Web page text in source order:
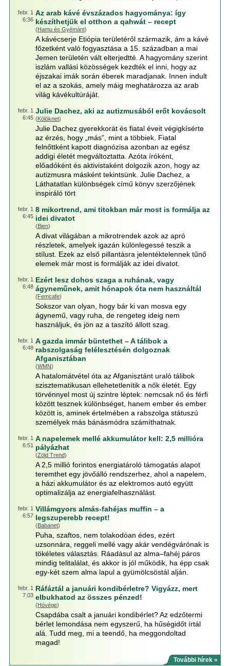
febr. 1
6:36
Az arab kávé évszázados hagyománya: így
készíthetjük el otthon a qahwát – recept
(Hamu és Gyémánt)
A kávécserje Etiópia területéről származik, ám a kávé
főzetként való fogyasztása a 15. században a mai
Jemen területén vált elterjedtté. A hagyomány szerint
iszlám vallási közösségek kezdték el inni, hogy az
éjszakai imák során éberek maradjanak. Innen indult
el az a szokás, amely máig meghatározza az arab
világ kávékultúráját.
febr. 1
6:45
Julie Dachez, aki az autizmusából erőt kovácsolt
(Kölöknet)
Julie Dachez gyerekkorát és fiatal éveit végigkísérte
az érzés, hogy „más”, mint a többiek. Fiatal
felnőttként kapott diagnózisa azonban az egész
addigi életét megváltoztatta. Azóta íróként,
előadóként és aktivistaként dolgozik azon, hogy az
autizmusra másként tekintsünk. Julie Dachez, a
Láthatatlan különbségek című könyv szerzőjének
inspiráló tört
febr. 1
6:45
8 mikortrend, ami titokban már most is formálja az
idei divatot
(Bien)
A divat világában a mikrotrendek azok az apró
részletek, amelyek igazán különlegessé teszik a
stílust. Ezek az első pillantásra jelentéktelennek tűnő
elemek már most is formálják az idei divatot.
febr. 1
6:48
Ezért lesz dohos szaga a ruhának, vagy
ágyneműnek, amit hónapok óta nem használtál
(Femcafe)
Sokszor van olyan, hogy bár ki van mosva egy
ágynemű, vagy ruha, de rengeteg ideig nem
használjuk, és jön az a taszító állott szag.
febr. 1
6:48
A gazda immár büntethet – A tálibok a
rabszolgaság felélesztésén dolgoznak
Afganisztában
(WMN)
A hatalomátvétel óta az Afganisztánt uraló tálibok
szisztematikusan ellehetetlenítik a nők életét. Egy
törvénnyel most új szintre léptek: nemcsak nő és férfi
között tesznek különbséget, hanem ember és ember
között is, aminek értelmében a rabszolga státuszú
személyek más bánásmódra számíthatnak.
febr. 1
6:51
A napelemek mellé akkumulátor kell: 2,5 millióra
pályázhat
(Zöld Trend)
A 2,5 millió forintos energiatároló támogatás alapot
teremthet egy jövőálló rendszerhez, ahol a napelem,
a házi akkumulátor és az elektromos autó együtt
optimalizálja az energiafelhasználást.
febr. 1
6:57
Villámgyors almás-fahéjas muffin – a
legszuperebb recept!
(Babanet)
Puha, szaftos, nem tolakodóan édes, ezért
uzsonnára, reggeli mellé vagy akár vendégvárónak is
tökéletes választás. Ráadásul az alma–fahéj páros
mindig telitalálat, és akkor is jól működik, ha épp csak
egy-két szem alma lapul a gyümölcsöstál alján.
febr. 1
7:03
Ráfáztál a januári kondibérletre? Vigyázz, mert
elbukhatod az összes pénzed!
(Hóvége)
Csapdába csalt a januári kondibérlet? Az edzőtermi
bérlet lemondása nem egyszerű, ha hűségidőt írtál
alá. Tudd meg, mi a teendő, ha meggondoltad
magad!
További hírek »